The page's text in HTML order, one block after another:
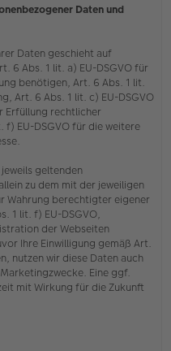
Daten und
Daten geschieht auf
6 Abs. 1 lit. a) EU-DSGVO für
benötigen, Art. 6 Abs. 1 lit.
Art. 6 Abs. 1 lit. c) EU-DSGVO
Erfüllung rechtlicher
EU-DSGVO für die weitere
geltenden
zu dem mit der jeweiligen
Wahrung berechtigter eigener
1 lit. f) EU-DSGVO,
der Webseiten
Ihre Einwilligung gemäß Art.
nutzen wir diese Daten auch
Eine ggf.
mit Wirkung für die Zukunft